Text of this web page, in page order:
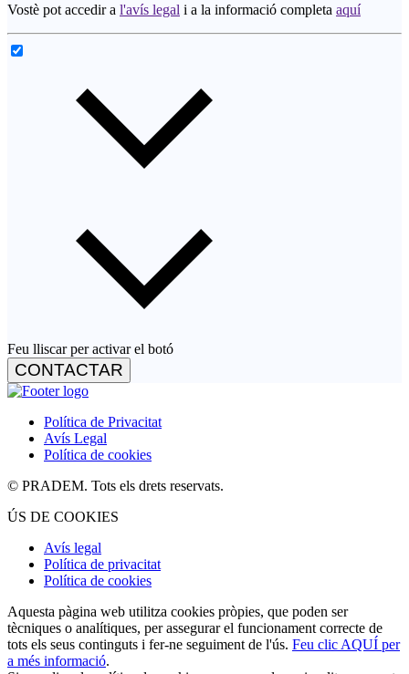
Vostè pot accedir a l'avís legal i a la informació completa aquí
Feu lliscar per activar el botó
CONTACTAR
Política de Privacitat
Avís Legal
Política de cookies
© PRADEM. Tots els drets reservats.
ÚS DE COOKIES
Avís legal
Política de privacitat
Política de cookies
Aquesta pàgina web utilitza cookies pròpies, que poden ser
tècniques o analítiques, per assegurar el funcionament correcte de
tots els seus continguts i fer-ne seguiment de l'ús. Feu clic AQUÍ per
a més informació.